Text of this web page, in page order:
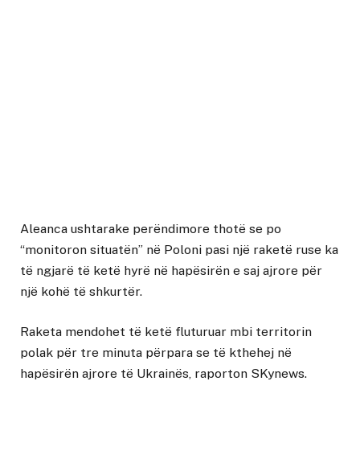
Aleanca ushtarake perëndimore thotë se po
“monitoron situatën” në Poloni pasi një raketë ruse ka
të ngjarë të ketë hyrë në hapësirën e saj ajrore për
një kohë të shkurtër.
Raketa mendohet të ketë fluturuar mbi territorin
polak për tre minuta përpara se të kthehej në
hapësirën ajrore të Ukrainës, raporton SKynews.